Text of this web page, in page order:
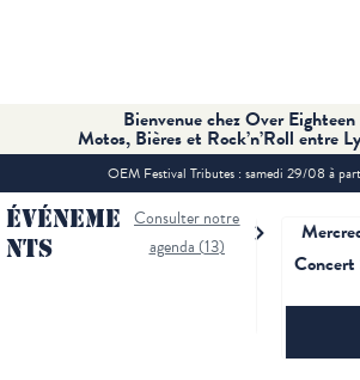
Bienvenue chez Over
Motos, Bières et Rock’n’Roll entre
OEM Festival Tributes : samedi 29/08 à
ÉVÉNEME
NTS
Consulter notre
agenda (13)
Samedi 29 Août 15h00
OEM Festival Tributes 2026
Concert